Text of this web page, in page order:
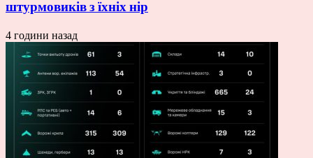
штурмовиків з їхніх нір
4 години назад